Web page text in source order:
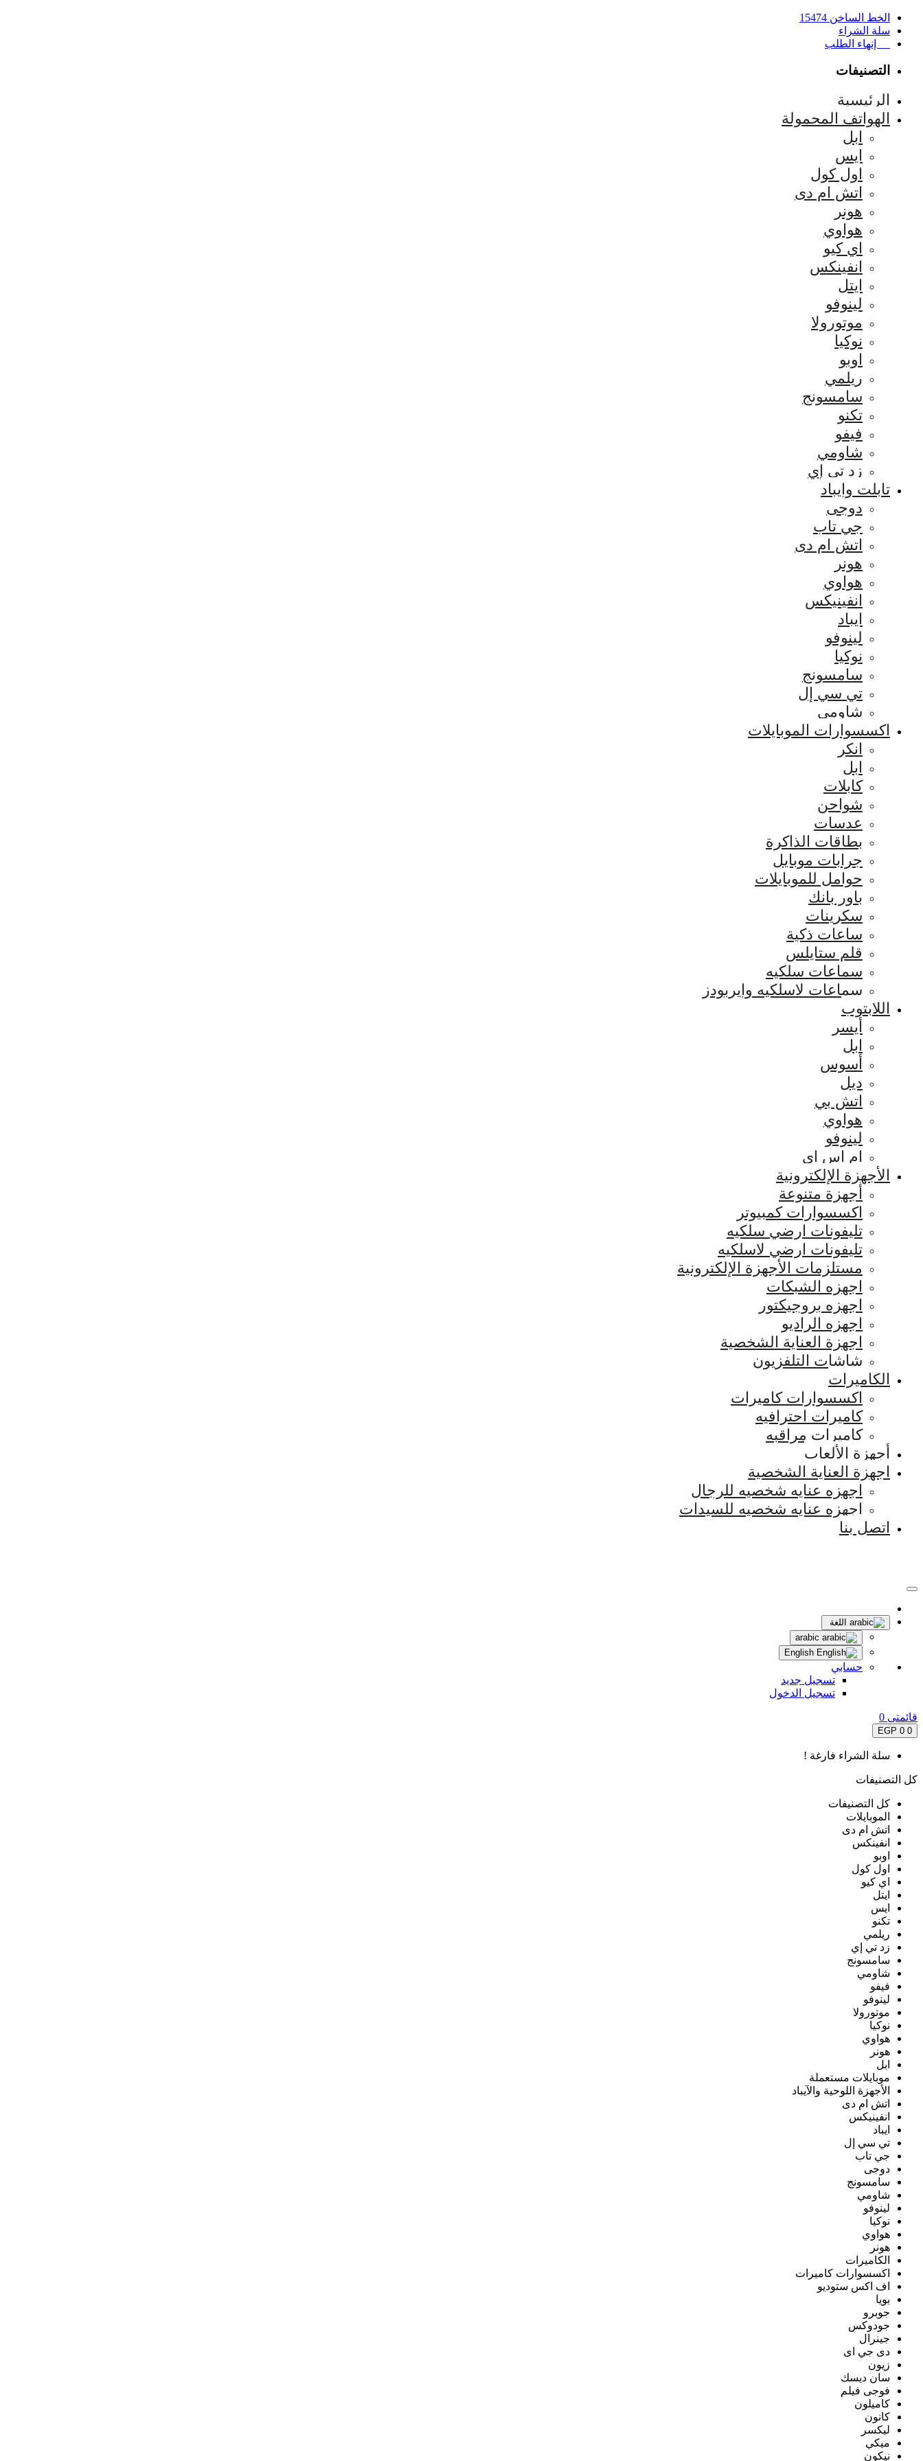
الخط الساخن 15474
سلة الشراء
إنهاء الطلب
التصنيفات
الرئيسية
الهواتف المحمولة
ابل
ايس
اول كول
اتش ام دى
هونر
هواوي
اي كيو
انفينكس
ايتل
لينوفو
موتورولا
نوكيا
اوبو
ريلمي
سامسونج
تكنو
فيفو
شاومي
زد تي إي
تابلت وايباد
دوجى
جي تاب
اتش ام دى
هونر
هواوي
انفينيكس
ايباد
لينوفو
نوكيا
سامسونج
تي سي إل
شاومي
اكسسوارات الموبايلات
انكر
ابل
كابلات
شواحن
عدسات
بطاقات الذاكرة
جرابات موبايل
حوامل للموبايلات
باور بانك
سكرينات
ساعات ذكية
قلم ستايلس
سماعات سلكيه
سماعات لاسلكيه وايربودز
اللابتوب
أيسر
ابل
أسوس
ديل
اتش بي
هواوي
لينوفو
ام اس اي
الأجهزة الإلكترونية
أجهزة متنوعة
اكسسوارات كمبيوتر
تليفونات ارضي سلكيه
تليفونات ارضي لاسلكيه
مستلزمات الأجهزة الإلكترونية
اجهزه الشبكات
اجهزه بروجيكتور
اجهزه الراديو
اجهزة العناية الشخصية
شاشات التلفزيون
الكاميرات
اكسسوارات كاميرات
كاميرات احترافيه
كاميرات مراقبه
أجهزة الألعاب
اجهزة العناية الشخصية
اجهزه عنايه شخصيه للرجال
اجهزه عنايه شخصيه للسيدات
اتصل بنا
اللغة
حسابي
تسجيل جديد
تسجيل الدخول
قائمتى 0
0
0 EGP
سلة الشراء فارغة !
كل التصنيفات
كل التصنيفات
الموبايلات
اتش ام دى
انفينكس
اوبو
اول كول
اي كيو
ايتل
ايس
تكنو
ريلمي
زد تي إي
سامسونج
شاومي
فيفو
لينوفو
موتورولا
نوكيا
هواوي
هونر
ابل
موبايلات مستعملة
الأجهزة اللوحية والآيباد
اتش ام دى
انفينيكس
ايباد
تي سي إل
جي تاب
دوجى
سامسونج
شاومي
لينوفو
نوكيا
هواوي
هونر
الكاميرات
اكسسوارات كاميرات
اف اكس ستوديو
بويا
جوبرو
جودوكس
جينرال
دى جي اى
زيون
سان ديسك
فوجى فيلم
كاميلون
كانون
ليكسر
ميكي
نيكون